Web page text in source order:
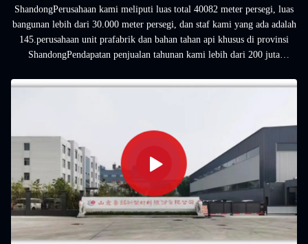
ShandongPerusahaan kami meliputi luas total 40082 meter persegi, luas
bangunan lebih dari 30.000 meter persegi, dan staf kami yang ada adalah
145.perusahaan unit prafabrik dan bahan tahan api khusus di provinsi
ShandongPendapatan penjualan tahunan kami lebih dari 200 juta